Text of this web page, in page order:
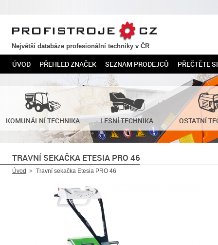
PROFISTROJE.CZ
Největší databáze profesionální techniky v ČR
ÚVOD PŘEHLED ZNAČEK SEZNAM PRODEJCŮ PŘEČTĚTE SI
KOMUNÁLNÍ TECHNIKA LESNÍ TECHNIKA OSTATNÍ
TRAVNÍ SEKAČKA ETESIA PRO 46
Úvod Travní sekačka Etesia PRO 46